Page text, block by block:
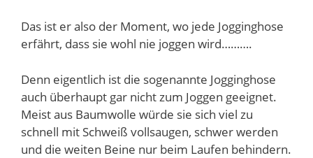
Das ist er also der Moment, wo jede Jogginghose
erfährt, dass sie wohl nie joggen wird……….
Denn eigentlich ist die sogenannte Jogginghose
auch überhaupt gar nicht zum Joggen geeignet.
Meist aus Baumwolle würde sie sich viel zu
schnell mit Schweiß vollsaugen, schwer werden
und die weiten Beine nur beim Laufen behindern.